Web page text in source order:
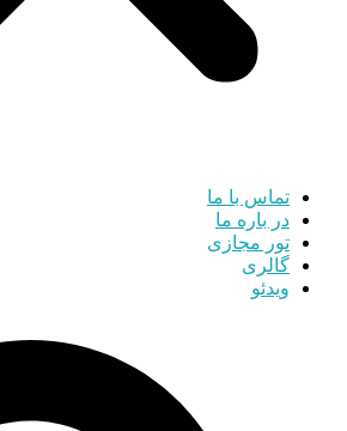
تماس با ما
در باره ما
تور مجازی
گالری
ویدئو